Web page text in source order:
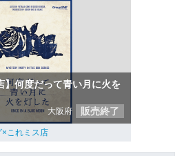
】何度だって青い月に火を
大阪府 販売終了
×これミス店